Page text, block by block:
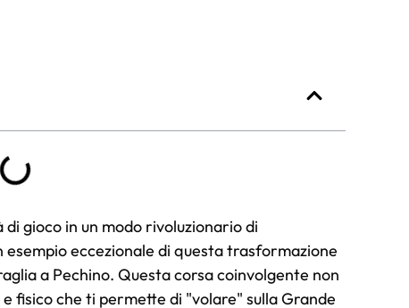
gioco in un modo rivoluzionario di
eccezionale di questa trasformazione
a Pechino. Questa corsa coinvolgente non
fisico che ti permette di "volare" sulla Grande